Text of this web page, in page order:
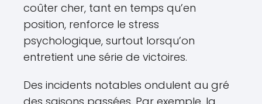
coûter cher, tant en temps qu’en
position, renforce le stress
psychologique, surtout lorsqu’on
entretient une série de victoires.
Des incidents notables ondulent au gré